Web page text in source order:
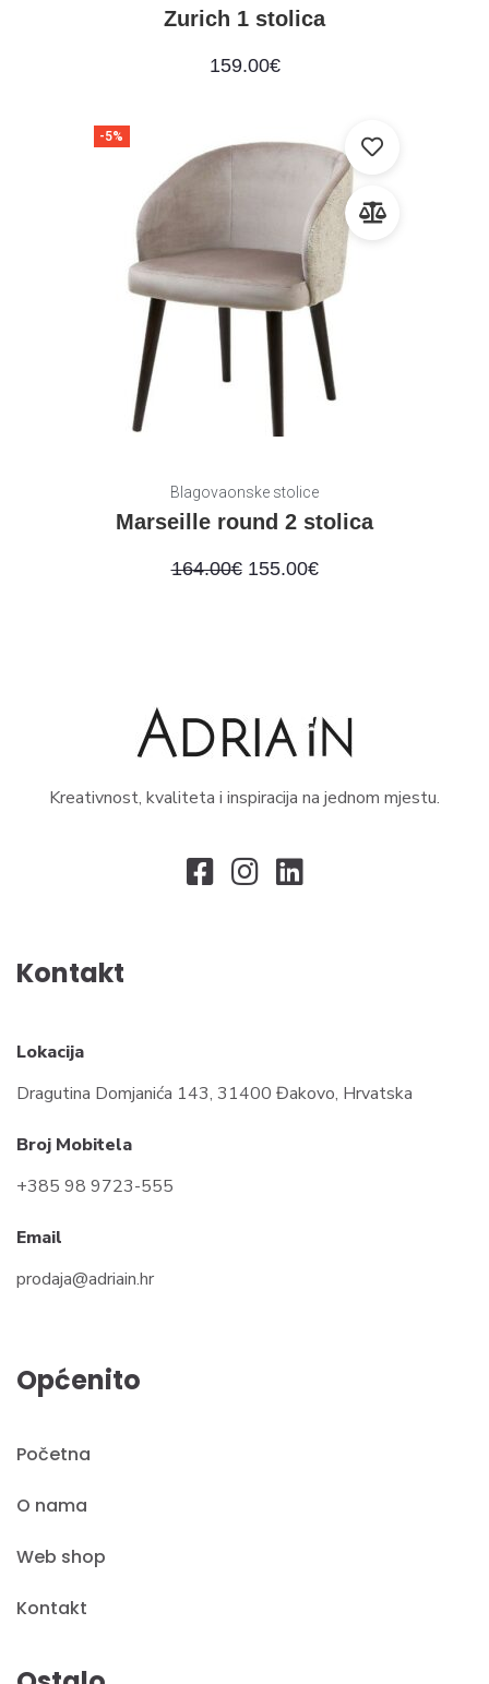
Zurich 1 stolica
159.00€
-5%
Blagovaonske stolice
Marseille round 2 stolica
164.00€ 155.00€
Kreativnost, kvaliteta i inspiracija na jednom mjestu.
Kontakt
Lokacija
Dragutina Domjanića 143, 31400 Đakovo, Hrvatska
Broj Mobitela
+385 98 9723-555
Email
prodaja@adriain.hr
Općenito
Početna
O nama
Web shop
Kontakt